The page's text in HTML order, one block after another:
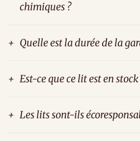
chimiques ?
+ Quelle est la durée de la
+ Est-ce que ce lit est en stock
+ Les lits sont-ils